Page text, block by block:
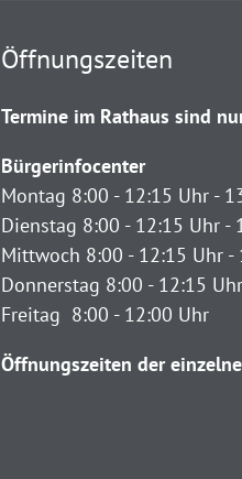
Öffnungszeiten
Termine im Rathaus sind
Bürgerinfocenter
Montag 8:00 - 12:15 Uhr -
Dienstag 8:00 - 12:15 Uhr -
Mittwoch 8:00 - 12:15 Uhr -
Donnerstag 8:00 - 12:15
Freitag 8:00 - 12:00 Uhr
Öffnungszeiten der